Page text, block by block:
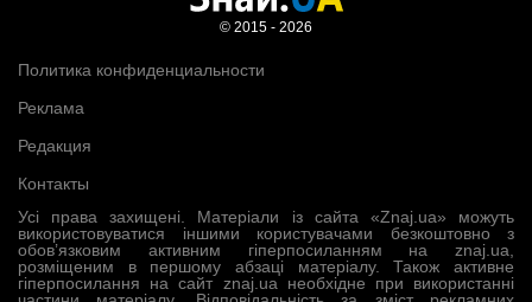
Усі права захищені. Матеріали із сайта «Znaj.ua» можуть
використовуватися іншими користувачами безкоштовно з
обов’язковим активним гіперпосиланням на znaj.ua,
розміщеним в першому абзаці матеріалу. Також активне
гіперпосилання на сайт znaj.ua необхідне при використанні
Политика конфиденциальности
Реклама
Редакция
Контакты
© 2015 - 2026